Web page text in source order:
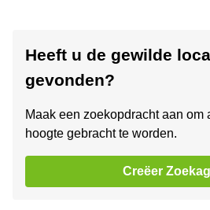
Heeft u de gewilde
gevonden?
Maak een zoekopdracht aan om
hoogte gebracht te worden.
Creëer